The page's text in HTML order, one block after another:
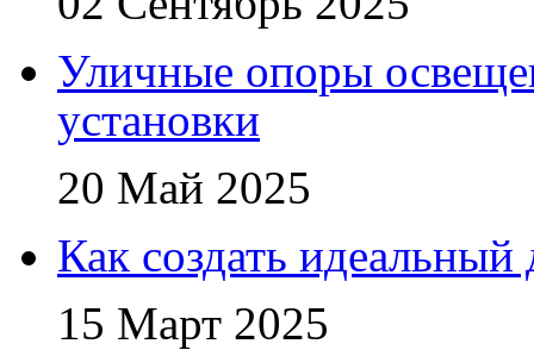
Уличные опоры
установки
20 Май 2025
Как создать
15 Март 2025